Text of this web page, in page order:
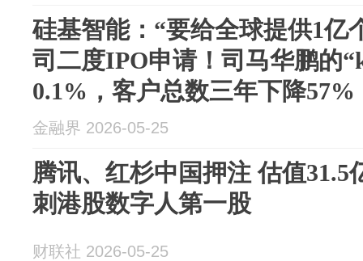
硅基智能：“要给全球提供1亿
司二度IPO申请！司马华鹏的
0.1%，客户总数三年下降57%
金融界 2026-05-25
腾讯、红杉中国押注 估值31.5
刺港股数字人第一股
财联社 2026-05-25